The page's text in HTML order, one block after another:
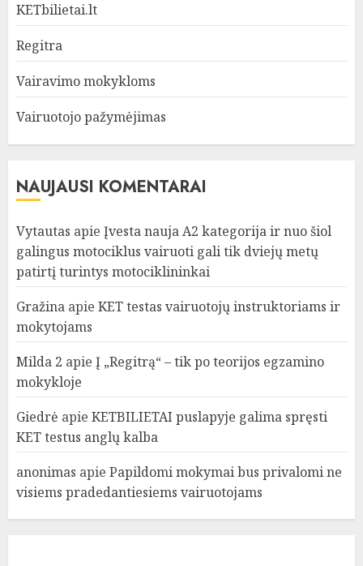
KETbilietai.lt
Regitra
Vairavimo mokykloms
Vairuotojo pažymėjimas
NAUJAUSI KOMENTARAI
Vytautas apie Įvesta nauja A2 kategorija ir nuo šiol
galingus motociklus vairuoti gali tik dviejų metų
patirtį turintys motociklininkai
Gražina apie KET testas vairuotojų instruktoriams ir
mokytojams
Milda 2 apie Į „Regitrą“ – tik po teorijos egzamino
mokykloje
Giedrė apie KETBILIETAI puslapyje galima spręsti
KET testus anglų kalba
anonimas apie Papildomi mokymai bus privalomi ne
visiems pradedantiesiems vairuotojams